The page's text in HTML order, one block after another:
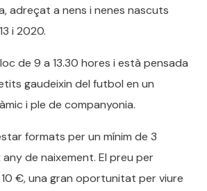
adreçat a nens i nenes nascuts
i 2020.
de 9 a 13.30 hores i està pensada
gaudeixin del futbol en un
i ple de companyonia.
formats per un mínim de 3
de naixement. El preu per
€, una gran oportunitat per viure